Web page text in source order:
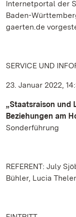
Internetportal der
Baden-
gaerten.de
SERVICE UND
23. Januar 2022,
„Staatsraison und
Beziehungen am
Sonderführung
REFERENT: July
Bühler, Lucia